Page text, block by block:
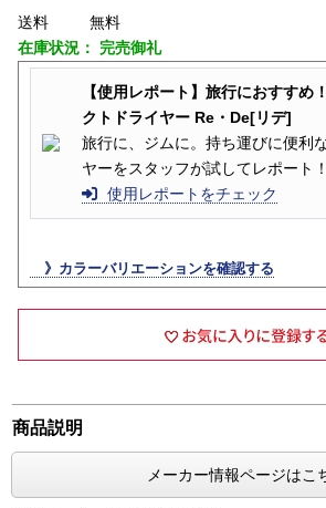
送料
無料
在庫状況： 完売御礼
【使用レポート】旅行におすすめ
クトドライヤー Re・De[リデ]
旅行に、ジムに。持ち運びに便利
ヤーをスタッフが試してレポート！
使用レポートをチェック
》カラーバリエーションを確認する
商品説明
メーカー情報ページはこ